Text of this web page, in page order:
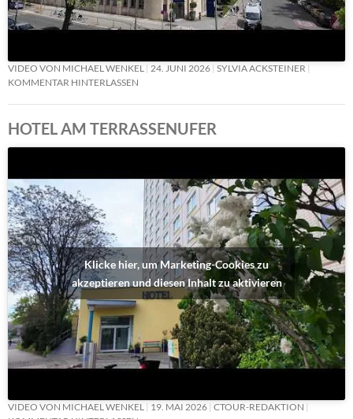
VIDEO VON MICHAEL WENKEL 24. JUNI 2026 SYLVIA ACKSTEINER
KOMMENTAR HINTERLASSEN
HOTEL AM TERRASSENUFER
Klicke hier, um Marketing-Cookies zu
akzeptieren und diesen Inhalt zu aktivieren
VIDEO VON MICHAEL WENKEL 19. MAI 2026 CTOUR-REDAKTION